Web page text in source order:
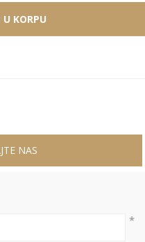
U KORPU
NAS
*